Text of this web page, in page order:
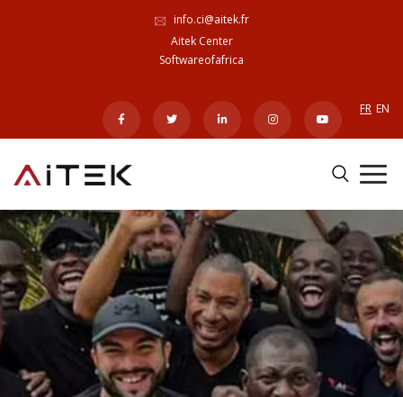
info.ci@aitek.fr
Aitek Center
Softwareofafrica
FR EN